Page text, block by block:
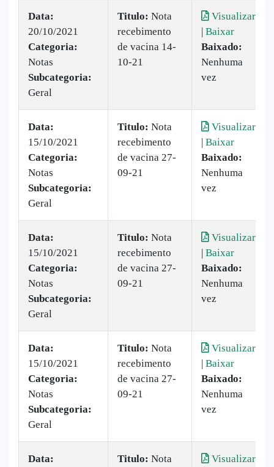
Data:
20/10/2021
Categoria:
Notas
Subcategoria:
Geral
Titulo: Nota
recebimento
de vacina 14-
10-21
Visualizar
| Baixar
Baixado:
Nenhuma
vez
Data:
15/10/2021
Categoria:
Notas
Subcategoria:
Geral
Titulo: Nota
recebimento
de vacina 27-
09-21
Visualizar
| Baixar
Baixado:
Nenhuma
vez
Data:
15/10/2021
Categoria:
Notas
Subcategoria:
Geral
Titulo: Nota
recebimento
de vacina 27-
09-21
Visualizar
| Baixar
Baixado:
Nenhuma
vez
Data:
15/10/2021
Categoria:
Notas
Subcategoria:
Geral
Titulo: Nota
recebimento
de vacina 27-
09-21
Visualizar
| Baixar
Baixado:
Nenhuma
vez
Data: Titulo: Nota Visualizar